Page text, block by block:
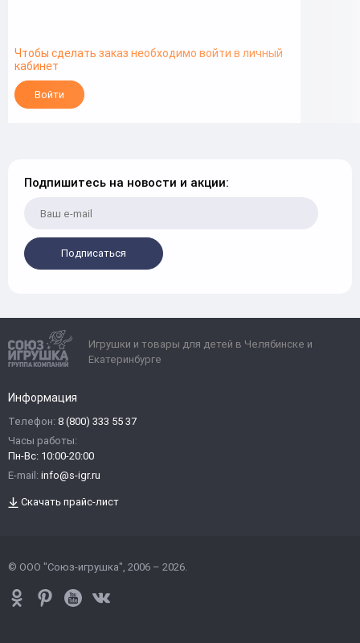
Чтобы сделать заказ необходимо войти в личный
кабинет
Войти
Подпишитесь на новости и акции:
Подписаться
Игрушки и товары для детей в Челябинске и
Екатеринбурге
Информация
Телефон: 8 (800) 333 55 37
Часы работы:
Пн-Вс: 10:00-20:00
E-mail: info@s-igr.ru
Скачать прайс-лист
© ООО "Союз-игрушка", 2006 – 2026.